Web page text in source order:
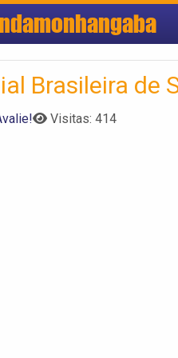
Brasileira de
Visitas: 414